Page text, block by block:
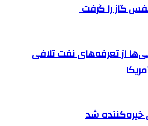
گاز را گرفت
از تعرفه‌های نفت تلافی
خیره‌کننده شد